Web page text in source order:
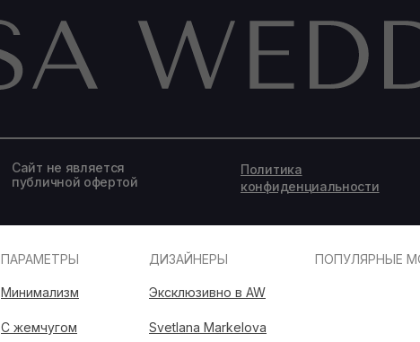
Сайт не является
публичной офертой
Политика
конфиденциальности
ПОПУЛЯРНЫЕ
Минимализм
С жемчугом
ПАРАМЕТРЫ ДИЗАЙНЕРЫ
Эксклюзивно в AW
Svetlana Markelova